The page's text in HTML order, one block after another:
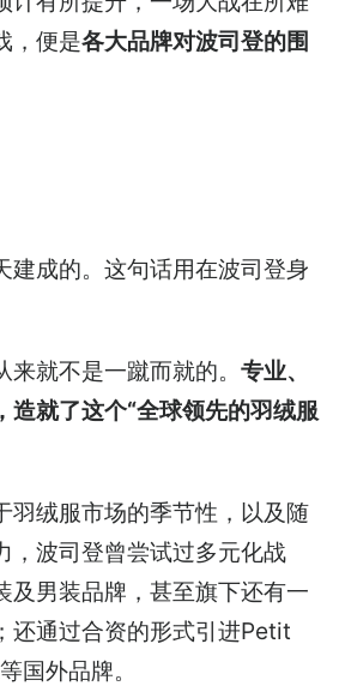
，便是各大品牌对波司登的围
建成的。这句话用在波司登身
来就不是一蹴而就的。专业、
造就了这个“全球领先的羽绒服
羽绒服市场的季节性，以及随
，波司登曾尝试过多元化战
及男装品牌，甚至旗下还有一
还通过合资的形式引进Petit
国外品牌。